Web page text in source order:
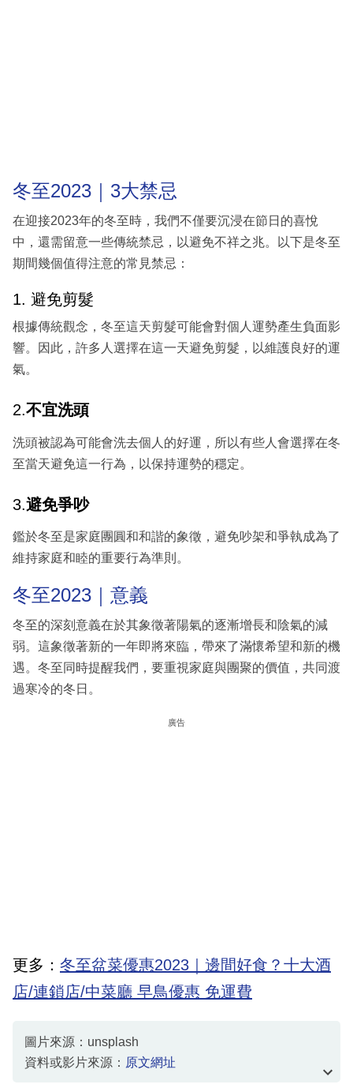
冬至2023｜3大禁忌
在迎接2023年的冬至時，我們不僅要沉浸在節日的喜悅
中，還需留意一些傳統禁忌，以避免不祥之兆。以下是冬至
期間幾個值得注意的常見禁忌：
1. 避免剪髮
根據傳統觀念，冬至這天剪髮可能會對個人運勢產生負面影
響。因此，許多人選擇在這一天避免剪髮，以維護良好的運
氣。
2.不宜洗頭
洗頭被認為可能會洗去個人的好運，所以有些人會選擇在冬
至當天避免這一行為，以保持運勢的穩定。
3.避免爭吵
鑑於冬至是家庭團圓和和諧的象徵，避免吵架和爭執成為了
維持家庭和睦的重要行為準則。
冬至2023｜意義
冬至的深刻意義在於其象徵著陽氣的逐漸增長和陰氣的減
弱。這象徵著新的一年即將來臨，帶來了滿懷希望和新的機
遇。冬至同時提醒我們，要重視家庭與團聚的價值，共同渡
過寒冷的冬日。
廣告
更多： 冬至盆菜優惠2023｜邊間好食？十大酒
店/連鎖店/中菜廳 早鳥優惠 免運費
圖片來源：unsplash
資料或影片來源： 原文網址